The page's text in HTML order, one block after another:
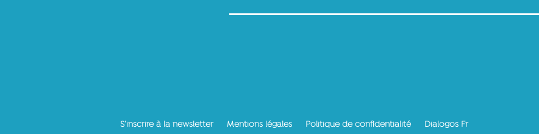
S’inscrire à la newsletter Mentions légales Politique de confidentialité
Dialogos Fr